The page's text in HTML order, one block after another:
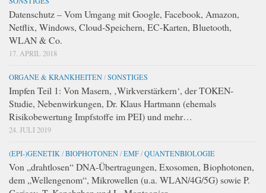
Datenschutz – Vom Umgang mit Google, Facebook, Amazon,
Netflix, Windows, Cloud-Speichern, EC-Karten, Bluetooth,
WLAN & Co.
17. APRIL 2018
ORGANE & KRANKHEITEN/SONSTIGES
Impfen Teil 1: Von Masern, ‚Wirkverstärkern‘, der TOKEN-
Studie, Nebenwirkungen, Dr. Klaus Hartmann (ehemals
Risikobewertung Impfstoffe im PEI) und mehr…
24. JULI 2019
(EPI-)GENETIK /BIOPHOTONEN/EMF/QUANTENBIOLOGIE
Von „drahtlosen“ DNA-Übertragungen, Exosomen, Biophotonen,
dem „Wellengenom“, Mikrowellen (u.a. WLAN/4G/5G) sowie P.